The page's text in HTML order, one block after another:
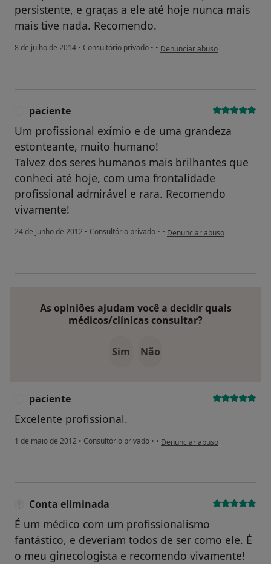
persistente, e graças a ele até hoje nunca mais
mais tive nada. Recomendo.
8 de julho de 2014 • Consultório privado • • na opinião do utilizador anônimo
Denunciar abuso
paciente
Um profissional exímio e de uma grandeza
estonteante, muito humano!
Talvez dos seres humanos mais brilhantes que
conheci até hoje, com uma frontalidade
profissional admirável e rara. Recomendo
vivamente!
24 de junho de 2012 • Consultório privado • • na opinião do utilizador
Denunciar abuso
As opiniões ajudam você a decidir quais
médicos/clínicas consultar?
Sim Não
paciente
Excelente profissional.
1 de maio de 2012 • Consultório privado • • na opinião do utilizador paciente
Denunciar abuso
Conta eliminada
É um médico com um profissionalismo
fantástico, e deveriam todos de ser como ele. É
o meu ginecologista e recomendo vivamente!